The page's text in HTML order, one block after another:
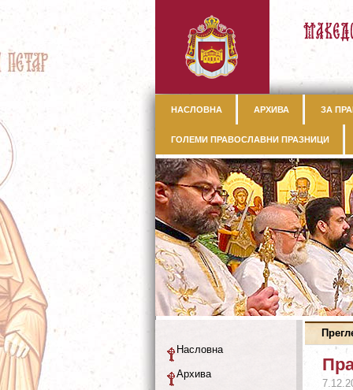
НАСЛОВНА АРХИВА ЗА
ГОЛЕМИ ПРАВОСЛАВНИ ПРАЗНИЦИ
Насловна
Архива